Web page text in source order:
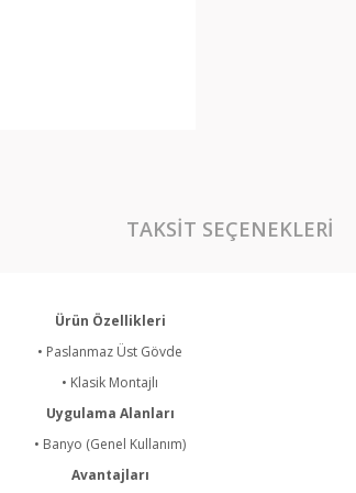
TAKSIT SEÇENEKLERI
Ürün Özellikleri
• Paslanmaz Üst Gövde
• Klasik Montajlı
Uygulama Alanları
• Banyo (Genel Kullanım)
Avantajları